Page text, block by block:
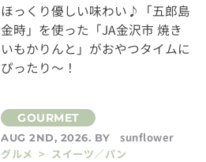
ほっくり優しい味わい♪「五郎島
金時」を使った「JA金沢市 焼き
いもかりんと」がおやつタイムに
ぴったり～！
AUG 2ND, 2026. BY
sunflower
グルメ > スイーツ／パン